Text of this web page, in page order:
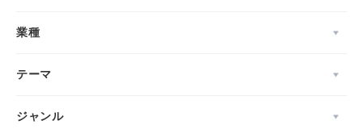
業種
テーマ
ジャンル